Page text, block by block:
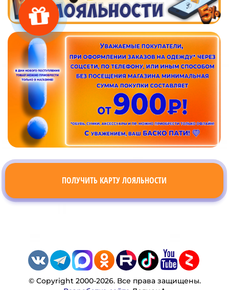
ПОЛУЧИТЬ КАРТУ ЛОЯЛЬНОСТИ
© Copyright 2000-2026. Все права защищены.